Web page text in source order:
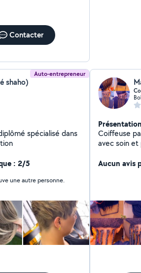
Entreprise de
et entretien
compris les bureaux,
de nettoyage.
Contacter
Auto-entrepreneur
shaho)
spécialisé dans
: 2/5
une autre personne.
Présentation
Coiffeuse
avec soin et
Aucun avis